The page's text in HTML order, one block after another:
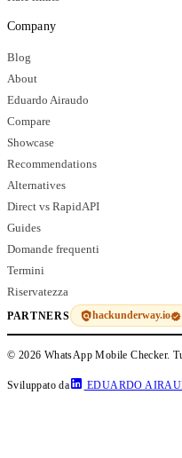
Company
Blog
About
Eduardo Airaudo
Compare
Showcase
Recommendations
Alternatives
Direct vs RapidAPI
Guides
Domande frequenti
Termini
Riservatezza
PARTNERS hackunderway.io
© 2026 WhatsApp Mobile Checker.
Sviluppato da EDUARDO